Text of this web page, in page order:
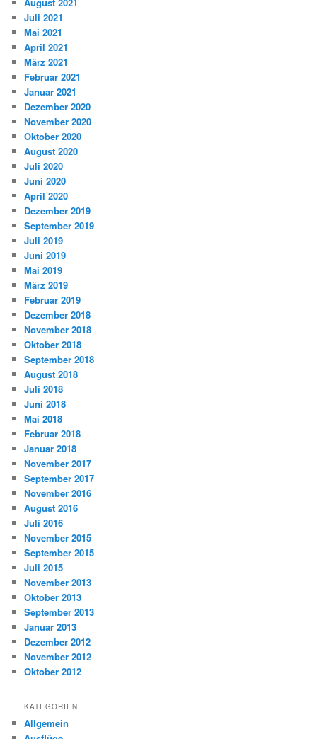
Juli 2021
Mai 2021
April 2021
März 2021
Februar 2021
Januar 2021
Dezember 2020
November 2020
Oktober 2020
August 2020
Juli 2020
Juni 2020
April 2020
Dezember 2019
September 2019
Juli 2019
Juni 2019
Mai 2019
März 2019
Februar 2019
Dezember 2018
November 2018
Oktober 2018
September 2018
August 2018
Juli 2018
Juni 2018
Mai 2018
Februar 2018
Januar 2018
November 2017
September 2017
November 2016
August 2016
Juli 2016
November 2015
September 2015
Juli 2015
November 2013
Oktober 2013
September 2013
Januar 2013
Dezember 2012
November 2012
Oktober 2012
KATEGORIEN
Allgemein